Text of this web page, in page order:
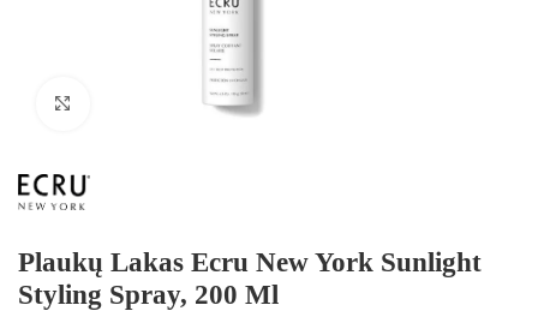
Spustelėkite norėdami padidinti
Plaukų Lakas Ecru New York Sunlight
Styling Spray, 200 Ml